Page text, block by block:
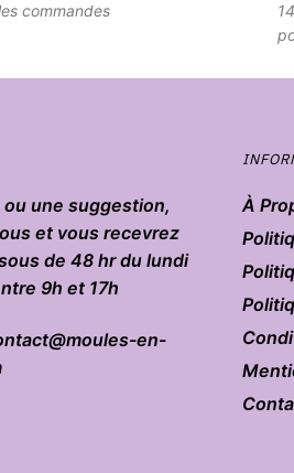
commandes
une suggestion,
et vous recevrez
de 48 hr du lundi
9h et 17h
en-
À